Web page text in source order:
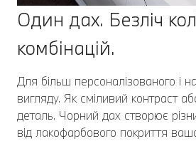
Один дах. Безліч
комбінацій.
Для більш персоналізованого і
вигляду. Як сміливий контраст
деталь. Чорний дах створює
від лакофарбового покриття